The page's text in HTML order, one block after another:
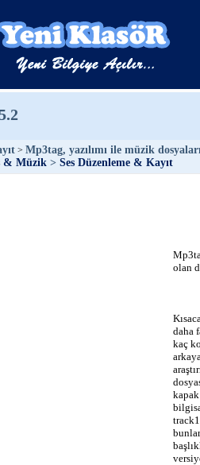
> Mp3tag, yazılımı ile müzik
& Müzik > Ses Düzenleme & Kayıt
olan
daha
kaç